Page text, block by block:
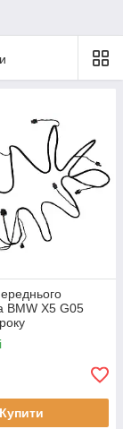
BMW X5 G05
Купити